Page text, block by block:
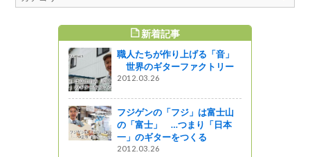
新着記事
職人たちが作り上げる「音」
世界のギターファクトリー
2012.03.26
フジゲンの「フジ」は富士山
の「富士」 …つまり「日本
一」のギターをつくる
2012.03.26